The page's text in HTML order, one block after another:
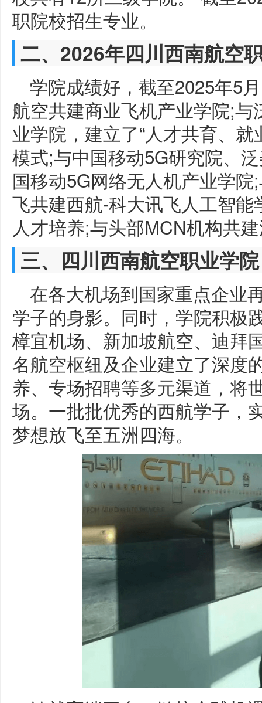
职院校招生专业。
二、2026年四川西南航空
学院成绩好，截至2025年5
航空共建商业飞机产业学院;
业学院，建立了“人才共育、
模式;与中国移动5G研究院、
国移动5G网络无人机产业学
飞共建西航-科大讯飞人工智
人才培养;与头部MCN机构共
三、四川西南航空职业学
在各大机场到国家重点企业
学子的身影。同时，学院积极
樟宜机场、新加坡航空、迪拜
名航空枢纽及企业建立了深度
养、专场招聘等多元渠道，将
场。一批批优秀的西航学子，
梦想放飞至五洲四海。